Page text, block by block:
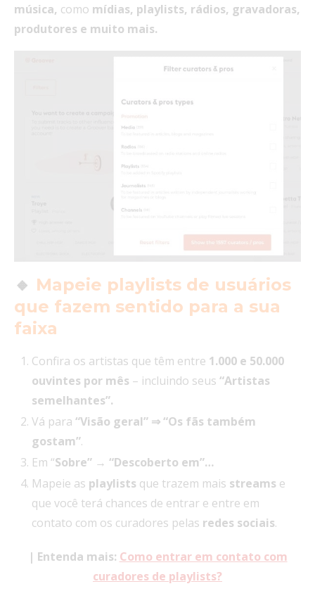
música, como mídias, playlists, rádios, gravadoras,
produtores e muito mais.
🔸 Mapeie playlists de usuários
que fazem sentido para a sua
faixa
Confira os artistas que têm entre 1.000 e 50.000
ouvintes por mês – incluindo seus “Artistas
semelhantes”.
Vá para “Visão geral” ⇒ “Os fãs também
gostam”.
Em “Sobre” → “Descoberto em”…
Mapeie as playlists que trazem mais streams e
que você terá chances de entrar e entre em
contato com os curadores pelas redes sociais.
| Entenda mais: Como entrar em contato com
curadores de playlists?